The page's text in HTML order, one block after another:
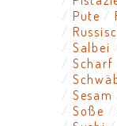
Pute
Salbei
Scharf
Sesam
Soße